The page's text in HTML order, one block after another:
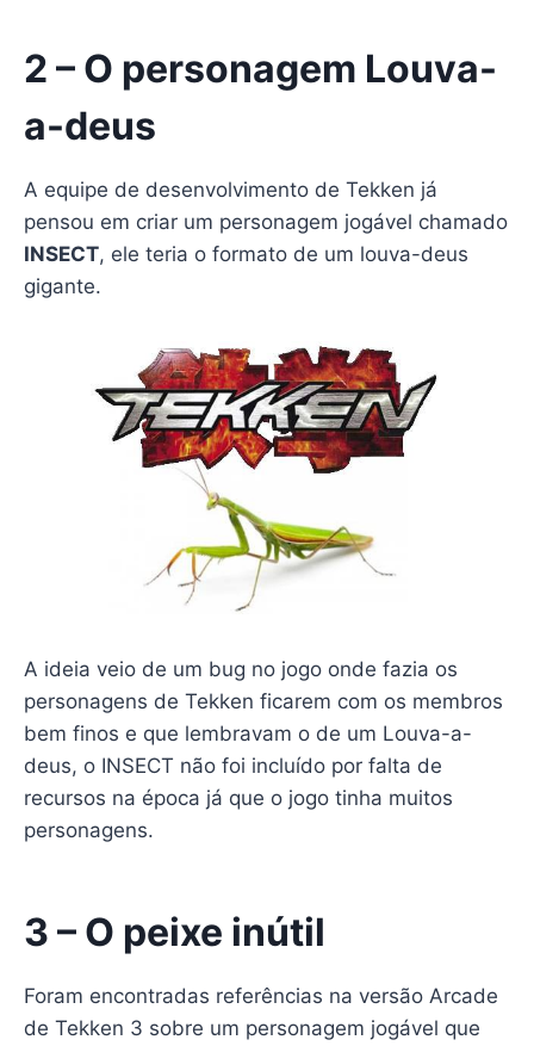
2 – O personagem Louva-
a-deus
A equipe de desenvolvimento de Tekken já
pensou em criar um personagem jogável chamado
INSECT, ele teria o formato de um louva-deus
gigante.
A ideia veio de um bug no jogo onde fazia os
personagens de Tekken ficarem com os membros
bem finos e que lembravam o de um Louva-a-
deus, o INSECT não foi incluído por falta de
recursos na época já que o jogo tinha muitos
personagens.
3 – O peixe inútil
Foram encontradas referências na versão Arcade
de Tekken 3 sobre um personagem jogável que